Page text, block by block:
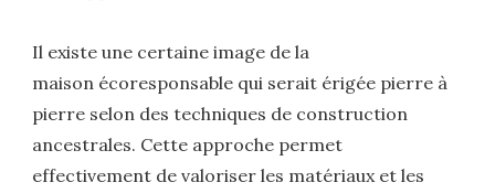
Il existe une certaine image de la
maison écoresponsable qui serait érigée pierre à
pierre selon des techniques de construction
ancestrales. Cette approche permet
effectivement de valoriser les matériaux et les